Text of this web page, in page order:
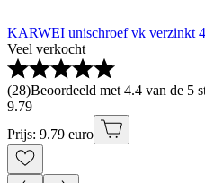
KARWEI unischroef vk verzinkt
Veel verkocht
(28)Beoordeeld met 4.4 van de 5
9.79
Prijs: 9.79 euro